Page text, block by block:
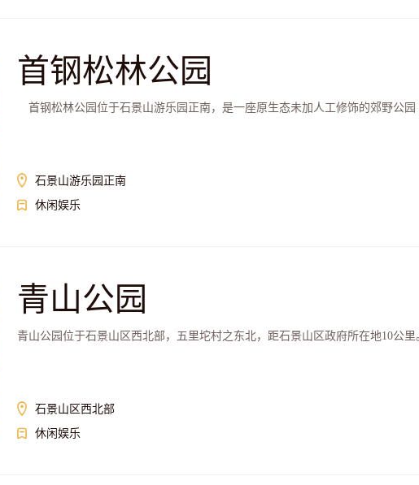
首钢松林公园
首钢松林公园位于石景山游乐园正南，是一座原生态未加人工修饰的郊野公园
石景山游乐园正南
休闲娱乐
青山公园
青山公园位于石景山区西北部，五里坨村之东北，距石景山区政府所在地10公里
石景山区西北部
休闲娱乐